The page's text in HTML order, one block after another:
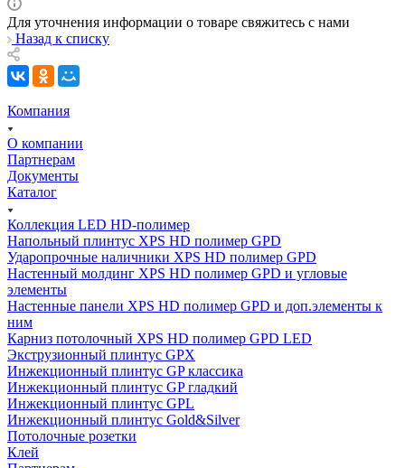
Для уточнения информации о товаре свяжитесь с нами
Назад к списку
Компания
О компании
Партнерам
Документы
Каталог
Коллекция LED HD-полимер
Напольный плинтус XPS HD полимер GPD
Ударопрочные наличники XPS HD полимер GPD
Настенный молдинг XPS HD полимер GPD и угловые
элементы
Настенные панели XPS HD полимер GPD и доп.элементы к
ним
Карниз потолочный XPS HD полимер GPD LED
Экструзионный плинтус GPX
Инжекционный плинтус GP классика
Инжекционный плинтус GP гладкий
Инжекционный плинтус GPL
Инжекционный плинтус Gold&Silver
Потолочные розетки
Клей